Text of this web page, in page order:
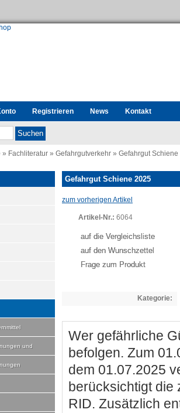
Registrieren News Kontakt
» Fachliteratur » Gefahrgutverkehr » Gefahrgut Schiene
Gefahrgut Schiene 2025
zum vorherigen Artikel
Artikel-Nr.: 6064
auf die Vergleichsliste
auf den Wunschzettel
Frage zum Produkt
Kategorie:
Wer gefährliche
befolgen. Zum
dem 01.07.2025
berücksichtigt die
RID. Zusätzlich
und